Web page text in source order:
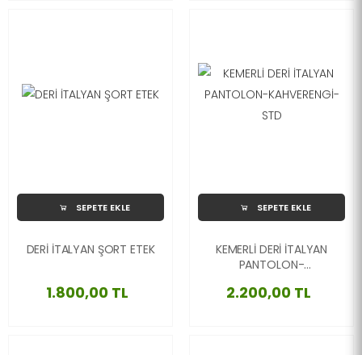
SEPETE EKLE
DERİ İTALYAN ŞORT ETEK
1.800,00 TL
SEPETE EKLE
KEMERLİ DERİ İTALYAN
PANTOLON-
2.200,00 TL